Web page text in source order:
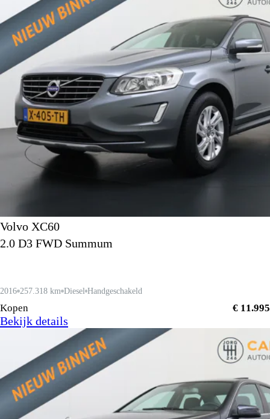
Volvo XC60
2.0 D3 FWD Summum
2016 257.318 km Diesel Handgeschakeld
Kopen € 11.995
Bekijk details